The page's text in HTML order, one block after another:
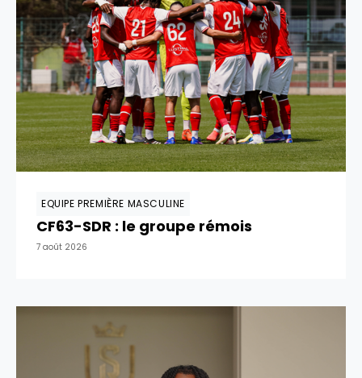
EQUIPE PREMIÈRE MASCULINE
CF63-SDR : le groupe rémois
7 août 2026